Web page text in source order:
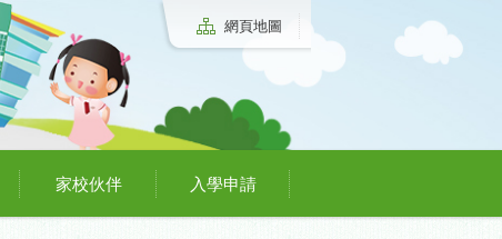
網頁地圖
家校伙伴 入學申請